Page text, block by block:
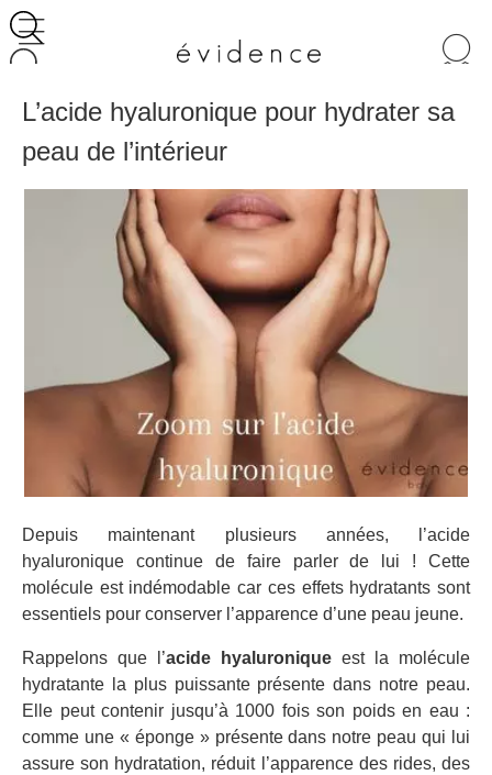
L’acide hyaluronique pour hydrater sa
peau de l’intérieur
Depuis maintenant plusieurs années, l’acide
hyaluronique continue de faire parler de lui ! Cette
molécule est indémodable car ces effets hydratants sont
essentiels pour conserver l’apparence d’une peau jeune.
Rappelons que l’acide hyaluronique est la molécule
hydratante la plus puissante présente dans notre peau.
Elle peut contenir jusqu’à 1000 fois son poids en eau :
comme une « éponge » présente dans notre peau qui lui
assure son hydratation, réduit l’apparence des rides, des